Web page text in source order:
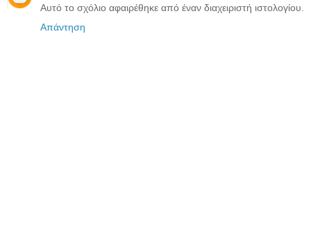
Αυτό το σχόλιο αφαιρέθηκε από έναν διαχειριστή ιστολογίου.
Απάντηση